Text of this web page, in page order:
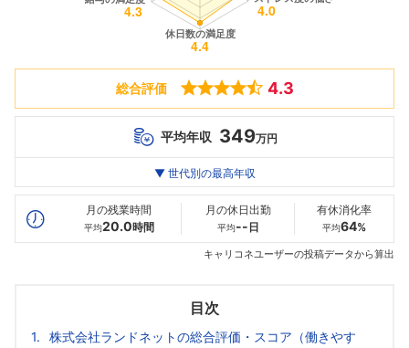
総合評価 4.3
平均年収 349万円
最高年収
20代
349万
30代
--万
--万
▼ 世代別の最高年収
月の残業時間
平均20.0時間
月の休日出勤
平均-- 日
有休消化率
平均64%
キャリコネユーザーの投稿データから算出
目次
株式会社ランドネットの総合評価・スコア（働きやす